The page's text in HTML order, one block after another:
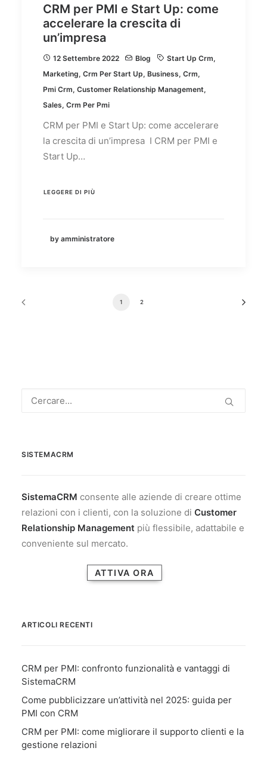
CRM per PMI e Start Up: come
accelerare la crescita di
un’impresa
12 Settembre 2022 Blog Start Up Crm,
Marketing, Crm Per Start Up, Business, Crm,
Pmi Crm, Customer Relationship Management,
Sales, Crm Per Pmi
CRM per PMI e Start Up: come accelerare
la crescita di un’impresa I CRM per PMI e
Start Up…
LEGGERE DI PIÙ
by amministratore
1 2
SISTEMACRM
SistemaCRM consente alle aziende di creare ottime
relazioni con i clienti, con la soluzione di Customer
Relationship Management più flessibile, adattabile e
conveniente sul mercato.
ATTIVA ORA
ARTICOLI RECENTI
CRM per PMI: confronto funzionalità e vantaggi di
SistemaCRM
Come pubblicizzare un’attività nel 2025: guida per
PMI con CRM
CRM per PMI: come migliorare il supporto clienti e la
gestione relazioni